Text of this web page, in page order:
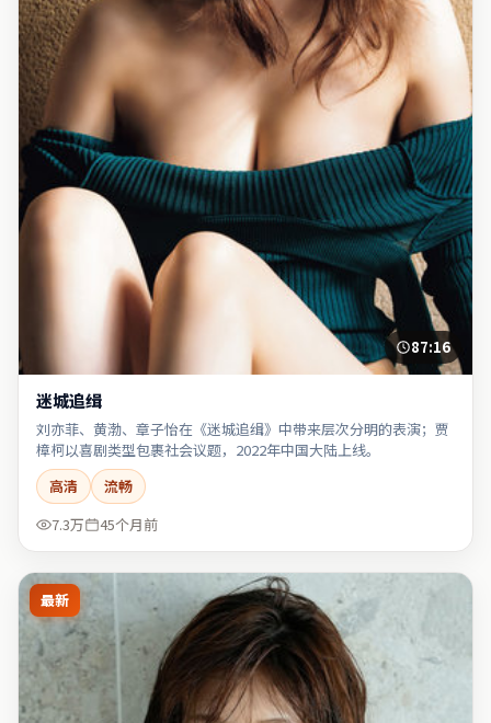
87:16
迷城追缉
刘亦菲、黄渤、章子怡在《迷城追缉》中带来层次分明的表演；贾
樟柯以喜剧类型包裹社会议题，2022年中国大陆上线。
高清
流畅
7.3万
45个月前
最新